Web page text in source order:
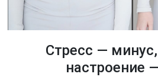
Стресс —
настроение